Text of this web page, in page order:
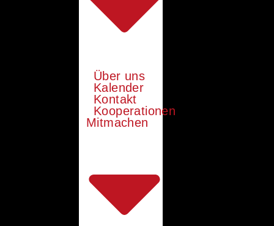
Über uns
Kalender
Kontakt
Kooperationen
Mitmachen